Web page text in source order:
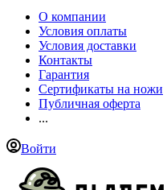
О компании
Условия оплаты
Условия доставки
Контакты
Гарантия
Сертификаты на ножи
Публичная оферта
...
Войти